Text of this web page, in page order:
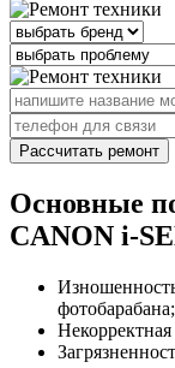
Рассчитать ремонт
Основные
CANON i-
фотобарабана;